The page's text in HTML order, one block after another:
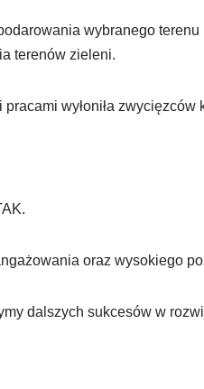
wybranego
terenów zieleni.
wyłoniła zwycięzców
oraz wysokiego
dalszych sukcesów w